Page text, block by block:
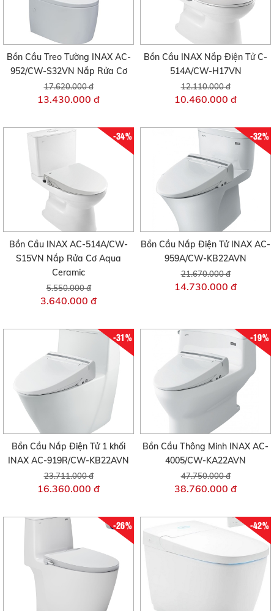
Bồn Cầu Treo Tường INAX AC-
952/CW-S32VN Nắp Rửa Cơ
17.620.000 đ
13.430.000 đ
Bồn Cầu INAX Nắp Điện Tử C-
514A/CW-H17VN
12.110.000 đ
10.460.000 đ
-34%
Bồn Cầu INAX AC-514A/CW-
S15VN Nắp Rửa Cơ Aqua
Ceramic
5.550.000 đ
3.640.000 đ
-32%
Bồn Cầu Nắp Điện Tử INAX AC-
959A/CW-KB22AVN
21.670.000 đ
14.730.000 đ
-31%
Bồn Cầu Nắp Điện Tử 1 khối
INAX AC-919R/CW-KB22AVN
23.711.000 đ
16.360.000 đ
-19%
Bồn Cầu Thông Minh INAX AC-
4005/CW-KA22AVN
47.750.000 đ
38.760.000 đ
-26% -42%